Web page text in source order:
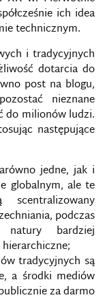
ich idea
technicznym.
i tradycyjnych
dotarcia do
post na blogu,
nieznane
do milionów ludzi.
następujące
jedne, jak i
globalnym, ale te
scentralizowany
podczas
bardziej
tradycyjnych są
a środki mediów
za darmo